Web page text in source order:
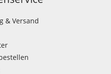
& Versand